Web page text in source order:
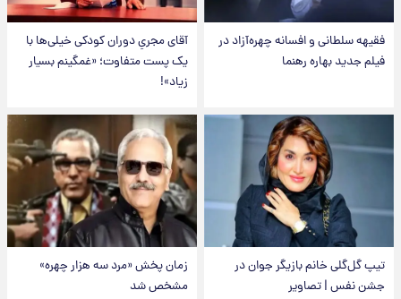
فقیهه سلطانی و افسانه چهره‌آزاد در
فیلم جدید بهاره رهنما
آقای مجریِ دوران کودکی خیلی‌ها با
یک پست متفاوت؛ «غمگینم بسیار
زیاد»!
تیپ گل‌گلی خانم بازیگر جوان در
جشن نفس | تصاویر
زمان پخش «مرد سه هزار چهره»
مشخص شد